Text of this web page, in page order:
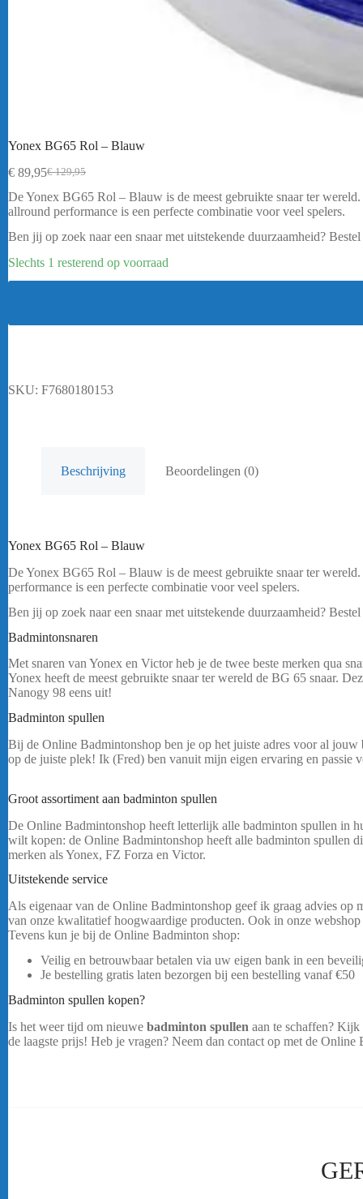
Yonex BG65 Rol – Blauw
€129,95
Oorspronkelijke
prijs
was:
€ 129,95.
€ 89,95Huidige
prijs
is:
€ 89,95.
De Yonex BG65 Rol – Blauw is de meest gebruikte snaar ter
allround performance is een perfecte combinatie voor veel spelers.
Ben jij op zoek naar een snaar met uitstekende duurzaamheid?
Slechts 1 resterend op voorraad
SKU: F7680180153
Beschrijving Beoordelingen (0)
Yonex BG65 Rol – Blauw
De Yonex BG65 Rol – Blauw is de meest gebruikte snaar ter
performance is een perfecte combinatie voor veel spelers.
Ben jij op zoek naar een snaar met uitstekende duurzaamheid?
Badmintonsnaren
Met snaren van Yonex en Victor heb je de twee beste merken qua
Yonex heeft de meest gebruikte snaar ter wereld de BG 65 snaar.
Nanogy 98 eens uit!
Badminton spullen
Bij de Online Badmintonshop ben je op het juiste adres voor al jouw
op de juiste plek! Ik (Fred) ben vanuit mijn eigen ervaring en passie
Groot assortiment aan badminton spullen
De Online Badmintonshop heeft letterlijk alle badminton spullen in
wilt kopen: de Online Badmintonshop heeft alle badminton spullen
merken als Yonex, FZ Forza en Victor.
Uitstekende service
Als eigenaar van de Online Badmintonshop geef ik graag advies
van onze kwalitatief hoogwaardige producten. Ook in onze
Tevens kun je bij de Online Badminton shop:
Veilig en betrouwbaar betalen via uw eigen bank in een
Je bestelling gratis laten bezorgen bij een bestelling vanaf €50
Badminton spullen kopen?
Is het weer tijd om nieuwe badminton spullen aan te schaffen? Kijk
de laagste prijs! Heb je vragen? Neem dan contact op met de